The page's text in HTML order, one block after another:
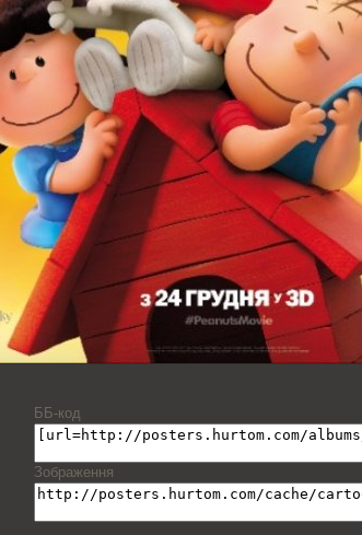
ББ-код
Зображення